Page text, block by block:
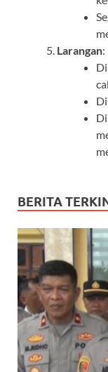
Larangan:
BERITA